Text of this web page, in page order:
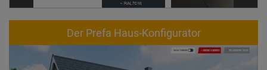
Der Prefa Haus-Konfigurator